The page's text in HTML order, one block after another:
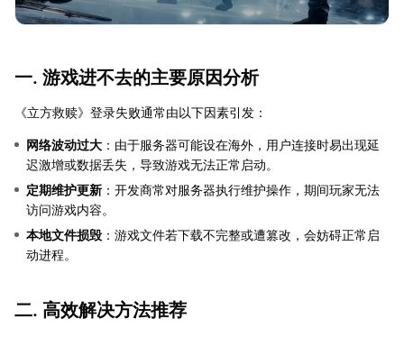
一. 游戏进不去的主要原因分析
《立方救赎》登录失败通常由以下因素引发：
网络波动过大 ：由于服务器可能设在海外，用户连接时易出现延
迟激增或数据丢失，导致游戏无法正常启动。
定期维护更新 ：开发商常对服务器执行维护操作，期间玩家无法
访问游戏内容。
本地文件损毁 ：游戏文件若下载不完整或遭篡改，会妨碍正常启
动进程。
二. 高效解决方法推荐